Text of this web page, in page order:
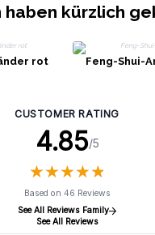
haben kürzlich
rot Feng-Shui-
CUSTOMER RATING
4.85/5
★★★★★
★★★★★
Based on 46 Reviews
See All Reviews Family
See All Reviews